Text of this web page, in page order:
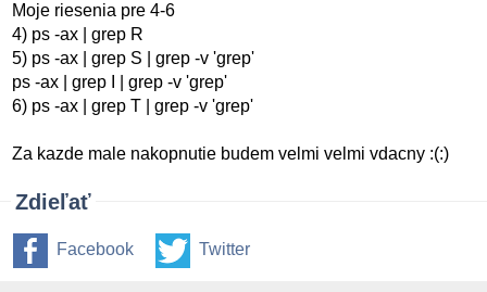
Moje riesenia pre 4-6
4) ps -ax | grep R
5) ps -ax | grep S | grep -v 'grep'
ps -ax | grep I | grep -v 'grep'
6) ps -ax | grep T | grep -v 'grep'
Za kazde male nakopnutie budem velmi velmi vdacny :(:)
Zdieľať
Facebook Twitter